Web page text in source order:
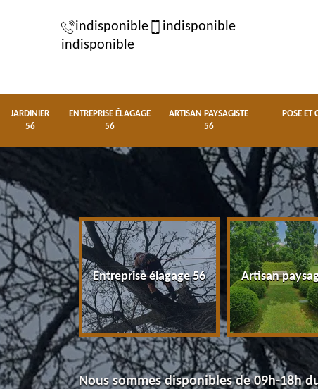
indisponible
indisponible
indisponible
JARDINIER
56
ENTREPRISE ÉLAGAGE
56
ARTISAN PAYSAGISTE
56
POSE ET
56 Entreprise élagage 56 Artisan
Nous sommes disponibles de 09h-18h